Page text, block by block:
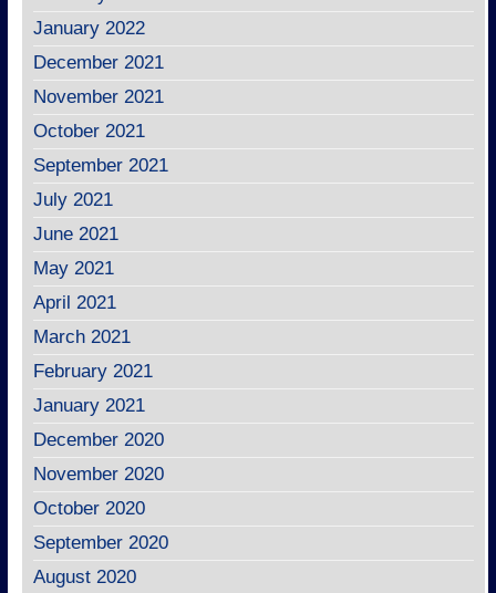
January 2022
December 2021
November 2021
October 2021
September 2021
July 2021
June 2021
May 2021
April 2021
March 2021
February 2021
January 2021
December 2020
November 2020
October 2020
September 2020
August 2020